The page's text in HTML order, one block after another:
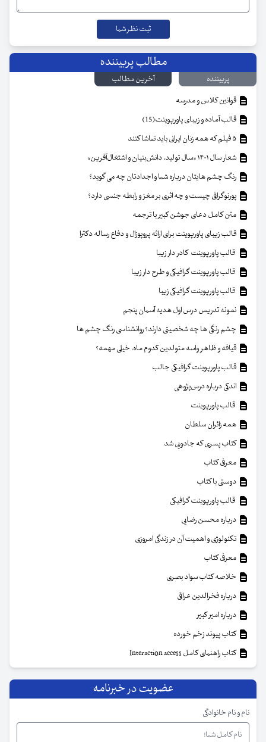
مطالب پربیننده
پربیننده
آخرین مطالب
قوانین کلاس و مدرسه
قالب آماده و زیبای پاورپوینت(15)
شعار سال ۱۴۰۱ «سال تولید، دانش‌بنیان و اشتغال‌آفرین»
رنگ چشم هایتان درباره شما و اجدادتان چه می گوید؟
پورنوگرافی چیست و چه اثری بر مغز و رابطه جنسی دارد؟
متن کامل دعای جوشن کبیر با ترجمه
قالب زیبای پاورپوینت برای ارائه پروپوزال و دفاع رساله دکترا
قالب پاورپوینت کادر دار زیبا
قالب پاورپوینت گرافیکی و طرح دار زیبا
قالب پاورپوینت گرافیکی زیبا
نمونه تدریس درس اول هدیه آسمان پنجم
چشم رنگی ها چه شخصیتی دارند؟ روانشناسی رنگ چشم ها
قیافه و ظاهر واسه متولدین کدوم ماه، خیلی مهمه؟
قالب پاورپوینت گرافیکی جالب
اندکی درباره درس‌پژوهی
قالب پاورپوینت
همه زائران سلطان
کتاب پسری که جادویی شد
معرفی کتاب
دوستی با کتاب
قالب پاورپوینت گرافیکی
درباره محسن رضایی
تکنولوژی و اهمیت آن در زندگی امروزی
معرفی کتاب
خلاصه کتاب سواد بصری
درباره فخرالدین عراقی
درباره امیر کبیر
کتاب پیوند زخم خورده
کتاب راهنمای کامل Interaction access
عضویت در خبرنامه
نام و نام خانوادگی